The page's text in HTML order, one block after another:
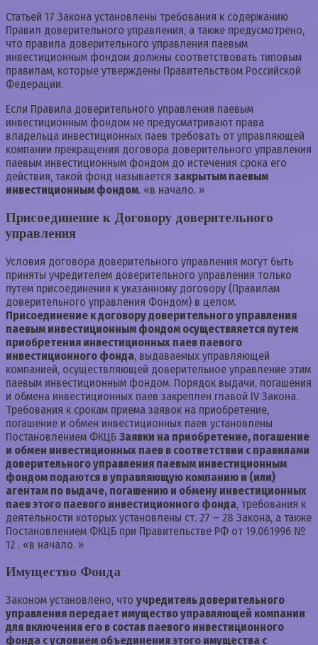
Статьей 17 Закона установлены требования к содержанию
Правил доверительного управления, а также предусмотрено,
что правила доверительного управления паевым
инвестиционным фондом должны соответствовать типовым
правилам, которые утверждены Правительством Российской
Федерации.
Если Правила доверительного управления паевым
инвестиционным фондом не предусматривают права
владельца инвестиционных паев требовать от управляющей
компании прекращения договора доверительного управления
паевым инвестиционным фондом до истечения срока его
действия, такой фонд называется закрытым паевым
инвестиционным фондом. «в начало. »
Присоединение к Договору доверительного
управления
Условия договора доверительного управления могут быть
приняты учредителем доверительного управления только
путем присоединения к указанному договору (Правилам
доверительного управления Фондом) в целом.
Присоединение к договору доверительного управления
паевым инвестиционным фондом осуществляется путем
приобретения инвестиционных паев паевого
инвестиционного фонда, выдаваемых управляющей
компанией, осуществляющей доверительное управление этим
паевым инвестиционным фондом. Порядок выдачи, погашения
и обмена инвестиционных паев закреплен главой IV Закона.
Требования к срокам приема заявок на приобретение,
погашение и обмен инвестиционных паев установлены
Постановлением ФКЦБ Заявки на приобретение, погашение
и обмен инвестиционных паев в соответствии с правилами
доверительного управления паевым инвестиционным
фондом подаются в управляющую компанию и (или)
агентам по выдаче, погашению и обмену инвестиционных
паев этого паевого инвестиционного фонда, требования к
деятельности которых установлены ст. 27 – 28 Закона, а также
Постановлением ФКЦБ при Правительстве РФ от 19.06.1996 №
12 . «в начало. »
Имущество Фонда
Законом установлено, что учредитель доверительного
управления передает имущество управляющей компании
для включения его в состав паевого инвестиционного
фонда с условием объединения этого имущества с